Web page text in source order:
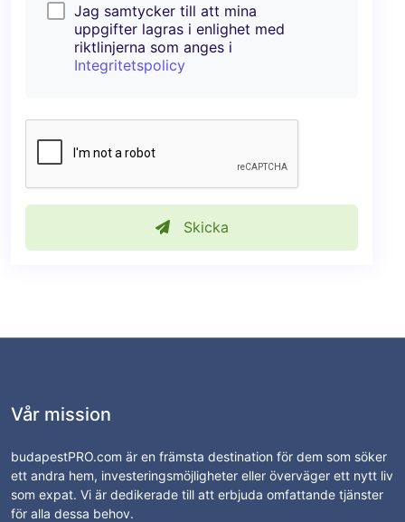
Jag samtycker till att mina
uppgifter lagras i enlighet med
riktlinjerna som anges i
Integritetspolicy
Skicka
Vår mission
budapestPRO.com är en främsta destination för dem som söker
ett andra hem, investeringsmöjligheter eller överväger ett nytt liv
som expat. Vi är dedikerade till att erbjuda omfattande tjänster
för alla dessa behov.